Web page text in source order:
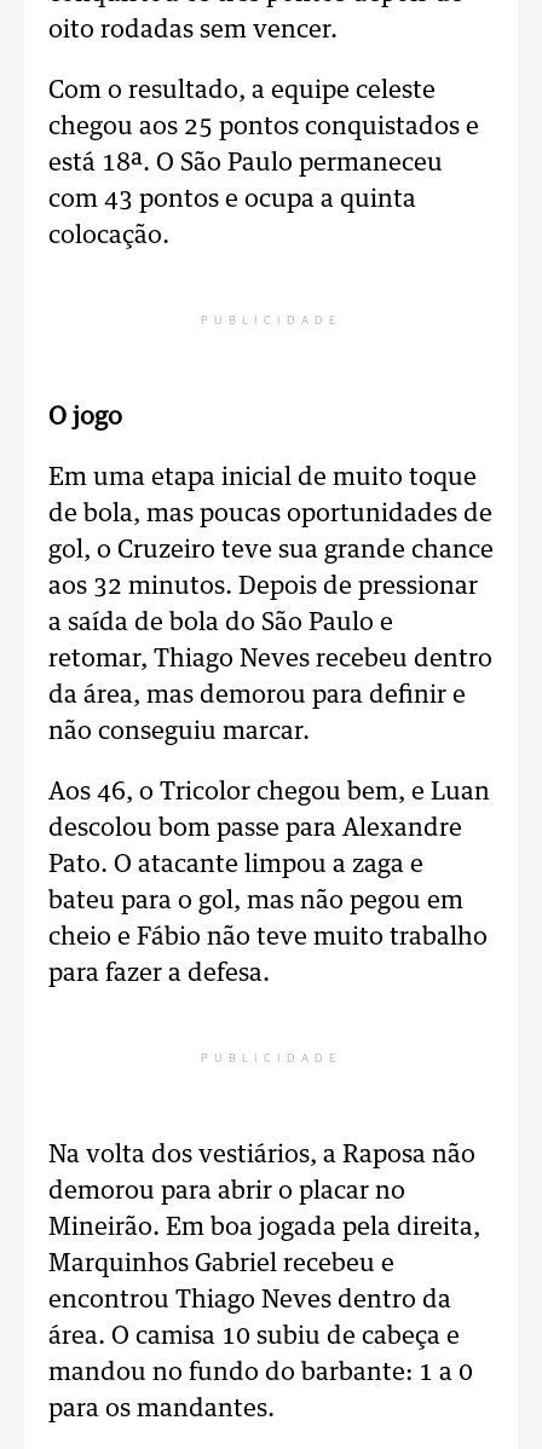
oito rodadas sem vencer.
Com o resultado, a equipe celeste
chegou aos 25 pontos conquistados e
está 18ª. O São Paulo permaneceu
com 43 pontos e ocupa a quinta
colocação.
PUBLICIDADE
O jogo
Em uma etapa inicial de muito toque
de bola, mas poucas oportunidades de
gol, o Cruzeiro teve sua grande chance
aos 32 minutos. Depois de pressionar
a saída de bola do São Paulo e
retomar, Thiago Neves recebeu dentro
da área, mas demorou para definir e
não conseguiu marcar.
Aos 46, o Tricolor chegou bem, e Luan
descolou bom passe para Alexandre
Pato. O atacante limpou a zaga e
bateu para o gol, mas não pegou em
cheio e Fábio não teve muito trabalho
para fazer a defesa.
PUBLICIDADE
Na volta dos vestiários, a Raposa não
demorou para abrir o placar no
Mineirão. Em boa jogada pela direita,
Marquinhos Gabriel recebeu e
encontrou Thiago Neves dentro da
área. O camisa 10 subiu de cabeça e
mandou no fundo do barbante: 1 a 0
para os mandantes.